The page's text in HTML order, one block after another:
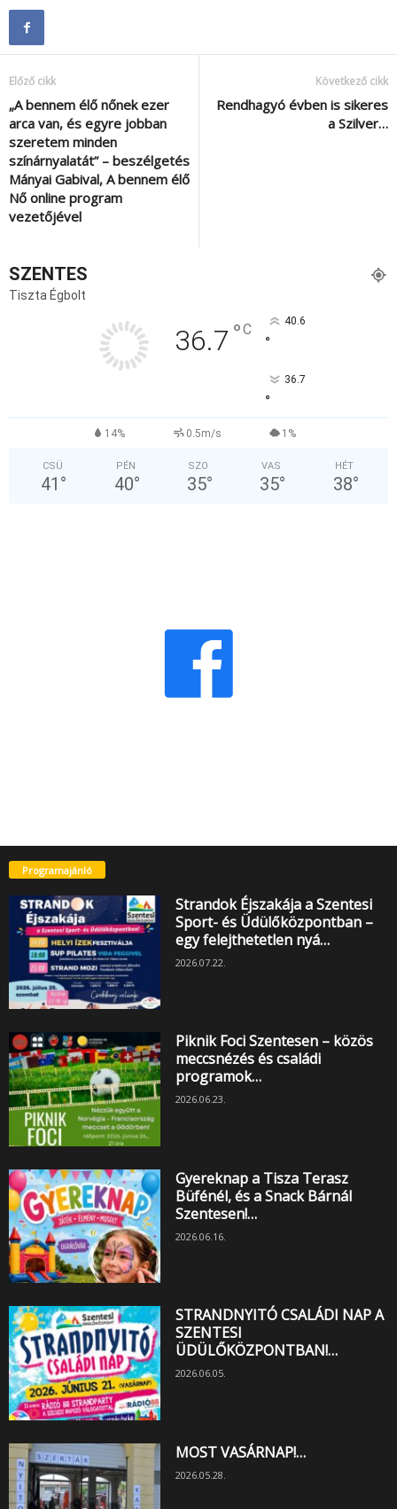
Előző cikk
„A bennem élő nőnek ezer
arca van, és egyre jobban
szeretem minden
színárnyalatát” – beszélgetés
Mányai Gabival, A bennem élő
Nő online program
vezetőjével
Következő cikk
Rendhagyó évben is sikeres
a Szilver…
SZENTES
Tiszta Égbolt
36.7 °C 40.6
°
36.7
°
14% 0.5m/s 1%
CSÜ
41 °
PÉN
40°
SZO
35°
VAS
35°
HÉT
38°
Programajánló
Strandok Éjszakája a Szentesi
Sport- és Üdülőközpontban –
egy felejthetetlen nyá…
2026.07.22.
Piknik Foci Szentesen – közös
meccsnézés és családi
programok…
2026.06.23.
Gyereknap a Tisza Terasz
Büfénél, és a Snack Bárnál
Szentesen!…
2026.06.16.
STRANDNYITÓ CSALÁDI NAP A
SZENTESI
ÜDÜLŐKÖZPONTBAN!…
2026.06.05.
MOST VASÁRNAP!…
2026.05.28.